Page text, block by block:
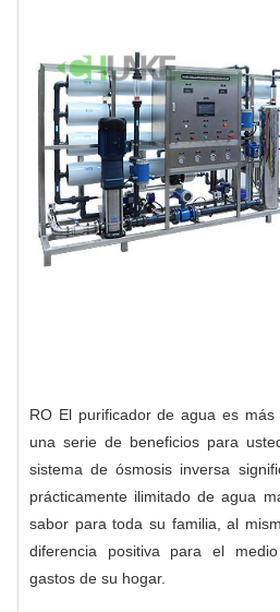
RO El purificador de agua es
una serie de beneficios para
sistema de ósmosis inversa
prácticamente ilimitado de agua
sabor para toda su familia, al
diferencia positiva para el
gastos de su hogar.